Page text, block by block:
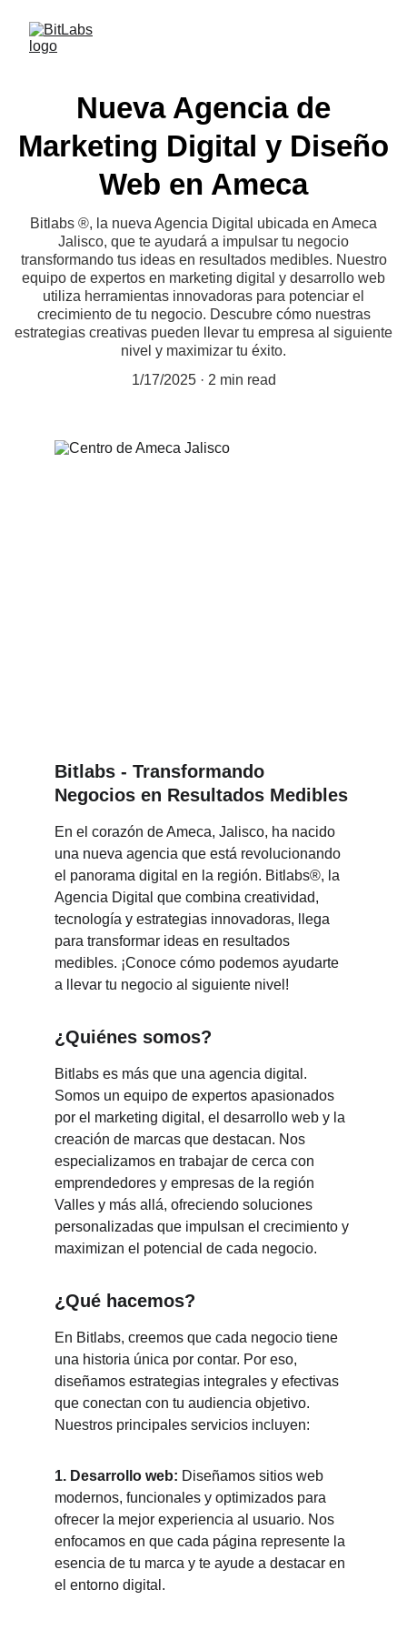
Nueva Agencia de
Marketing Digital y Diseño
Web en Ameca
Bitlabs ®, la nueva Agencia Digital ubicada en Ameca
Jalisco, que te ayudará a impulsar tu negocio
transformando tus ideas en resultados medibles. Nuestro
equipo de expertos en marketing digital y desarrollo web
utiliza herramientas innovadoras para potenciar el
crecimiento de tu negocio. Descubre cómo nuestras
estrategias creativas pueden llevar tu empresa al siguiente
nivel y maximizar tu éxito.
1/17/2025
2 min read
Bitlabs - Transformando
Negocios en Resultados Medibles
En el corazón de Ameca, Jalisco, ha nacido
una nueva agencia que está revolucionando
el panorama digital en la región. Bitlabs®, la
Agencia Digital que combina creatividad,
tecnología y estrategias innovadoras, llega
para transformar ideas en resultados
medibles. ¡Conoce cómo podemos ayudarte
a llevar tu negocio al siguiente nivel!
¿Quiénes somos?
Bitlabs es más que una agencia digital.
Somos un equipo de expertos apasionados
por el marketing digital, el desarrollo web y la
creación de marcas que destacan. Nos
especializamos en trabajar de cerca con
emprendedores y empresas de la región
Valles y más allá, ofreciendo soluciones
personalizadas que impulsan el crecimiento y
maximizan el potencial de cada negocio.
¿Qué hacemos?
En Bitlabs, creemos que cada negocio tiene
una historia única por contar. Por eso,
diseñamos estrategias integrales y efectivas
que conectan con tu audiencia objetivo.
Nuestros principales servicios incluyen:
1. Desarrollo web: Diseñamos sitios web
modernos, funcionales y optimizados para
ofrecer la mejor experiencia al usuario. Nos
enfocamos en que cada página represente la
esencia de tu marca y te ayude a destacar en
el entorno digital.